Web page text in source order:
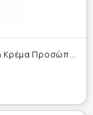
L
a Roche Posay Mela B3 UV Ενυδατική Κρέμα Προσώπου Ημέρας με SPF30 40ml